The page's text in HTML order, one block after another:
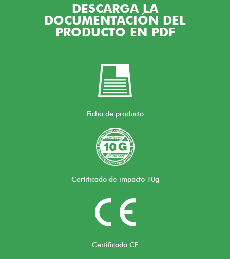
DESCARGA LA
DOCUMENTACIÓN DEL
PRODUCTO EN PDF
Ficha de producto
Certificado de impacto 10g
Certificado CE